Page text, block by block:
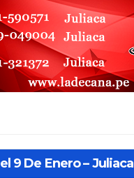
9 De Enero – Juliaca